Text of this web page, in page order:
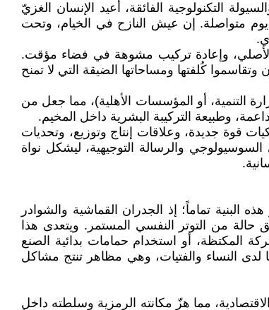
التكنولوجية الفائقة، أُعيد الإنسان الغزيّ
قسراً لأكثر من مئة عام إلى الوراء، ليجد نفسه مجبراً على استخدام أدوات ومساكن بدائية لفترات زمنية ممتدة تجاوزت الـ 1000 يوم متواصلة. إن عيش النازح في الخيام، وتحت
الأصلي، وإعادة تركيب مشوهة في فضاء مؤقت.
كُلفتها ومساحاتها الضيقة التي لا تمنح
التنمية، أو المؤسسات الأهلية)، مما جعل من
وطبيعة التركيبة البشرية داخل المخيم.
قوة جديدة، وعلاقات إنتاج وتوزيع، وتحديات
والرسالة التوجيهية، ليشكل نواة
البنية تماماً؛ إذ الجدران القماشية والشوادر
من التوتر النفسي المستمر. ويتعدى هذا
المكتظة، أو استخدام حمامات بدائية الصنع
لدى النساء والفتيات، وهي مظاهر تنتج مشاكل
مما هزّ مكانته الرمزية وسلطته داخل